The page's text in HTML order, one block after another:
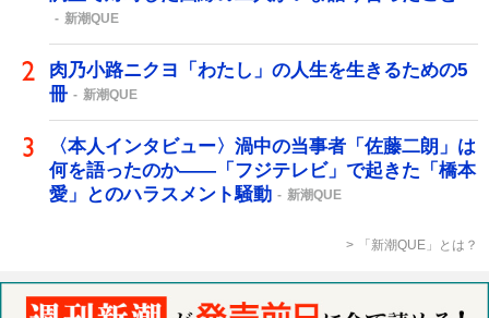
新潮QUE
肉乃小路ニクヨ「わたし」の人生を生きるための5
冊
新潮QUE
〈本人インタビュー〉渦中の当事者「佐藤二朗」は
何を語ったのか――「フジテレビ」で起きた「橋本
愛」とのハラスメント騒動
新潮QUE
「新潮QUE」とは？